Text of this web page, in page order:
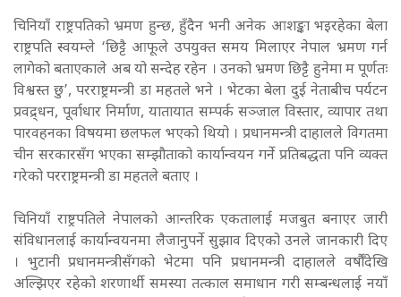
चिनियाँ राष्ट्रपतिको भ्रमण हुन्छ, हुँदैन भनी अनेक आशङ्का भइरहेका बेला
राष्ट्रपति स्वयम्ले ‘छिट्टै आफूले उपयुक्त समय मिलाएर नेपाल भ्रमण गर्न
लागेको बताएकाले अब यो सन्देह रहेन । उनको भ्रमण छिट्टै हुनेमा म पूर्णतः
विश्वस्त छु’, परराष्ट्रमन्त्री डा महतले भने । भेटका बेला दुई नेताबीच पर्यटन
प्रवद्र्धन, पूर्वाधार निर्माण, यातायात सम्पर्क सञ्जाल विस्तार, व्यापार तथा
पारवहनका विषयमा छलफल भएको थियो । प्रधानमन्त्री दाहालले विगतमा
चीन सरकारसँग भएका सम्झौताको कार्यान्वयन गर्ने प्रतिबद्धता पनि व्यक्त
गरेको परराष्ट्रमन्त्री डा महतले बताए ।
चिनियाँ राष्ट्रपतिले नेपालको आन्तरिक एकतालाई मजबुत बनाएर जारी
संविधानलाई कार्यान्वयनमा लैजानुपर्ने सुझाव दिएको उनले जानकारी दिए
। भुटानी प्रधानमन्त्रीसँगको भेटमा पनि प्रधानमन्त्री दाहालले वर्षौँंदेखि
अल्झिएर रहेको शरणार्थी समस्या तत्काल समाधान गरी सम्बन्धलाई नयाँ